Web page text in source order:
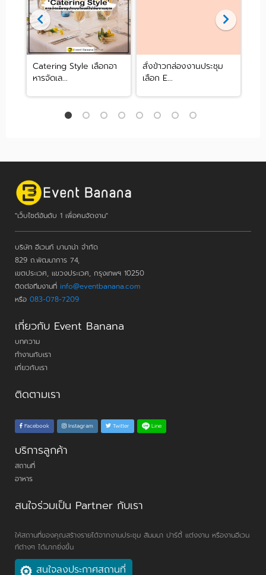
Catering Style เลือกอา
หารจัดเล...
สั่งข้าวกล่องงานประชุม
เลือก E...
"เว็บไซต์อันดับ 1 เพื่อคนจัดงาน"
บริษัท อีเวนท์ บานาน่า จำกัด
829 ถ.พัฒนาการ 74,
เขตประเวศ, แขวงประเวศ, กรุงเทพฯ 10250
ติดต่อทีมงานที่ info@eventbanana.com
หรือ 083-078-7209
เกี่ยวกับ Event Banana
บทความ
ทำงานกับเรา
เกี่ยวกับเรา
ติดตามเรา
Facebook Instagram Twitter Line
บริการลูกค้า
สถานที่
อาหาร
สนใจร่วมเป็น Partner กับเรา
ให้สถานที่ของคุณสร้างรายได้จากงานประชุม สัมมนา ปาร์ตี้ แต่งงาน หรืองานอีเวน
ท์ต่างๆ ได้มากยิ่งขึ้น
สนใจลงประกาศสถานที่